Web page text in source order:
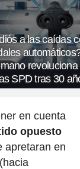
a las caídas
revoluciona
SPD tras 30
en cuenta
opuesto
apretaran en